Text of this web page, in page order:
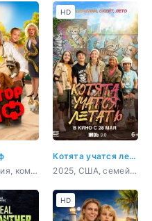
2026, Россия, комедия, фэнтези, семейный
Котята учатся летать
2025, США, семейный
HD
HD